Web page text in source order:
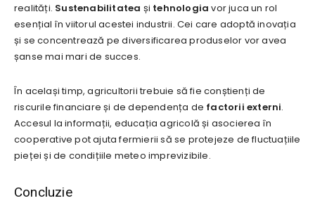
realități. Sustenabilitatea și tehnologia vor juca un rol
esențial în viitorul acestei industrii. Cei care adoptă inovația
și se concentrează pe diversificarea produselor vor avea
șanse mai mari de succes.
În același timp, agricultorii trebuie să fie conștienți de
riscurile financiare și de dependența de factorii externi.
Accesul la informații, educația agricolă și asocierea în
cooperative pot ajuta fermierii să se protejeze de fluctuațiile
pieței și de condițiile meteo imprevizibile.
Concluzie